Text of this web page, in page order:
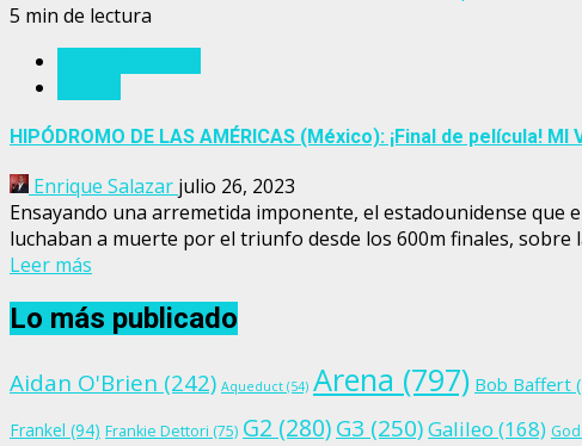
5 min de lectura
HIPÓDROMO DE LAS AMÉRICAS (México): ¡Final de película!
Enrique Salazar julio 26, 2023
Ensayando una arremetida imponente, el estadounidense que
luchaban a muerte por el triunfo desde los 600m finales, sobre
Leer más
Lo más publicado
Aidan O'Brien (242) Aqueduct (54) Arena (797) Bob Baffert
Frankel (94) Frankie Dettori (75) G2 (280)G3 (250)Galileo (168)